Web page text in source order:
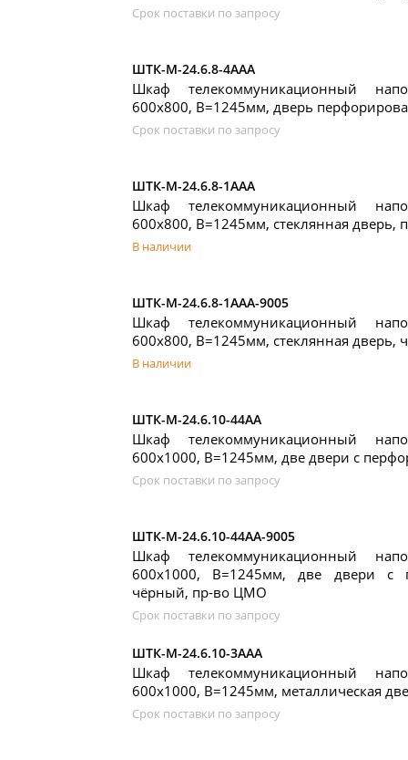
Срок поставки по запросу
ШТК-М-24.6.8-4ААА
Шкаф телекоммуникационный
600x800, В=1245мм, дверь
Срок поставки по запросу
ШТК-М-24.6.8-1ААА
Шкаф телекоммуникационный
600x800, В=1245мм, стеклянная
В наличии
ШТК-М-24.6.8-1ААА-9005
Шкаф телекоммуникационный
600x800, В=1245мм, стеклянная
В наличии
ШТК-М-24.6.10-44АА
Шкаф телекоммуникационный
600x1000, В=1245мм, две двери с
Срок поставки по запросу
ШТК-М-24.6.10-44АА-9005
Шкаф телекоммуникационный
600x1000, В=1245мм, две двери с
чёрный, пр-во ЦМО
Срок поставки по запросу
ШТК-М-24.6.10-3ААА
Шкаф телекоммуникационный
600x1000, В=1245мм, металлическая
Срок поставки по запросу